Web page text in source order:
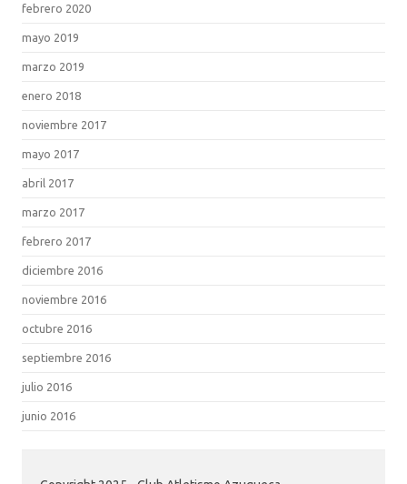
febrero 2020
mayo 2019
marzo 2019
enero 2018
noviembre 2017
mayo 2017
abril 2017
marzo 2017
febrero 2017
diciembre 2016
noviembre 2016
octubre 2016
septiembre 2016
julio 2016
junio 2016